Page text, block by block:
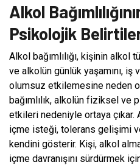
Alkol
Psikolojik
Alkol bağımlılığı, kişinin
ve alkolün günlük yaşamını,
olumsuz etkilemesine neden
bağımlılık, alkolün fiziksel ve
etkileri nedeniyle ortaya çıkar.
içme isteği, tolerans gelişimi
kendini gösterir. Kişi, alkol
içme davranışını sürdürmek